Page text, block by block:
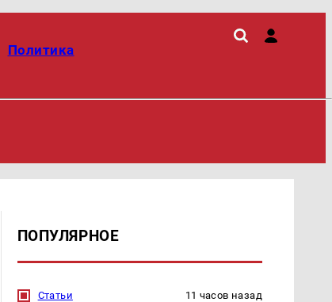
Политика
ПОПУЛЯРНОЕ
Статьи 11 часов назад